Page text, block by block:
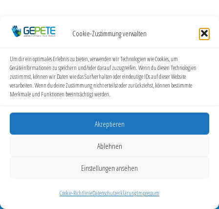
Cookie-Zustimmung verwalten
Um dir ein optimales Erlebnis zu bieten, verwenden wir Technologien wie Cookies, um
Geräteinformationen zu speichern und/oder darauf zuzugreifen. Wenn du diesen Technologien
zustimmst, können wir Daten wie das Surfverhalten oder eindeutige IDs auf dieser Website
verarbeiten. Wenn du deine Zustimmung nicht erteilst oder zurückziehst, können bestimmte
Merkmale und Funktionen beeinträchtigt werden.
Akzeptieren
Ablehnen
Einstellungen ansehen
Cookie-RichtlinieDatenschutzerklärungImpressum
Helga Hopfenzitz | Elbestraße 15, 53919 Weilerswist |